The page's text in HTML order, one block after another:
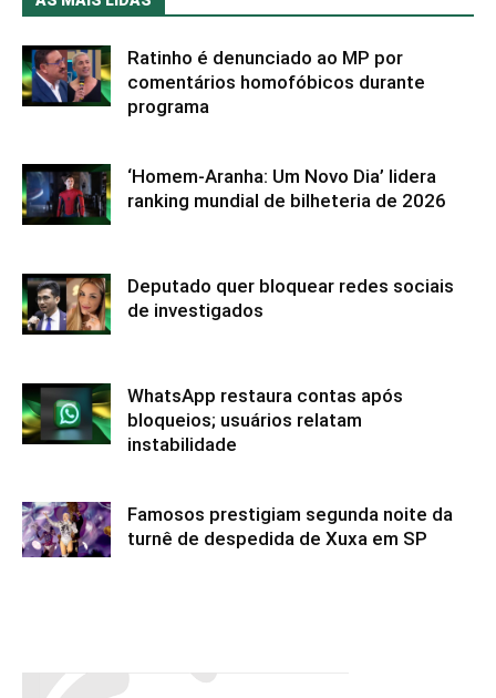
Ratinho é denunciado ao MP por
comentários homofóbicos durante
programa
‘Homem-Aranha: Um Novo Dia’ lidera
ranking mundial de bilheteria de 2026
Deputado quer bloquear redes sociais
de investigados
WhatsApp restaura contas após
bloqueios; usuários relatam
instabilidade
Famosos prestigiam segunda noite da
turnê de despedida de Xuxa em SP